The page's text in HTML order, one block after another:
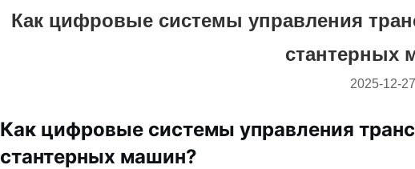
Как цифровые системы управления
стантерных
2025-12-27
Как цифровые системы управления
стантерных машин?